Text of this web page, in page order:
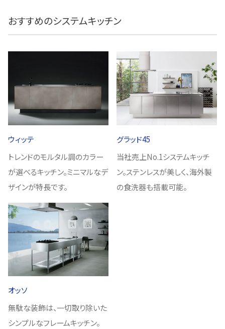
おすすめのシステムキッチン
ウィッテ
トレンドのモルタル調のカラー
が選べるキッチン。ミニマルなデ
ザインが特長です。
グラッド45
当社売上No.1システムキッチ
ン。ステンレスが美しく、海外製
の食洗器も搭載可能。
オッソ
無駄な装飾は、一切取り除いた
シンプルなフレームキッチン。